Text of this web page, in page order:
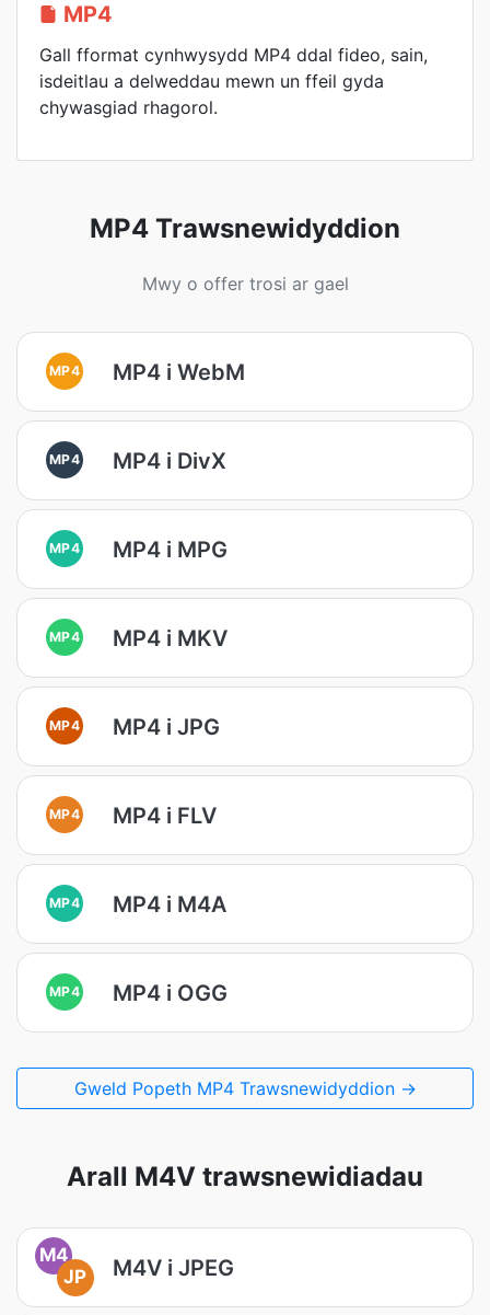
MP4
Gall fformat cynhwysydd MP4 ddal fideo, sain,
isdeitlau a delweddau mewn un ffeil gyda
chywasgiad rhagorol.
MP4 Trawsnewidyddion
Mwy o offer trosi ar gael
MP4 MP4 i WebM
MP4 MP4 i DivX
MP4 MP4 i MPG
MP4 MP4 i MKV
MP4 MP4 i JPG
MP4 MP4 i FLV
MP4 MP4 i M4A
MP4 MP4 i OGG
Gweld Popeth MP4 Trawsnewidyddion →
Arall M4V trawsnewidiadau
M4
JP
M4V i JPEG